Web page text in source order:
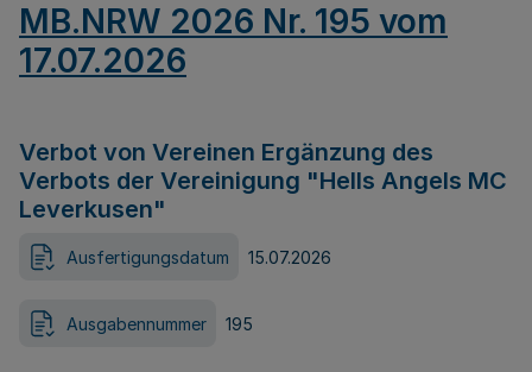
MB.NRW 2026 Nr. 195 vom
17.07.2026
Verbot von Vereinen Ergänzung des
Verbots der Vereinigung "Hells Angels MC
Leverkusen"
Ausfertigungsdatum 15.07.2026
Ausgabennummer 195